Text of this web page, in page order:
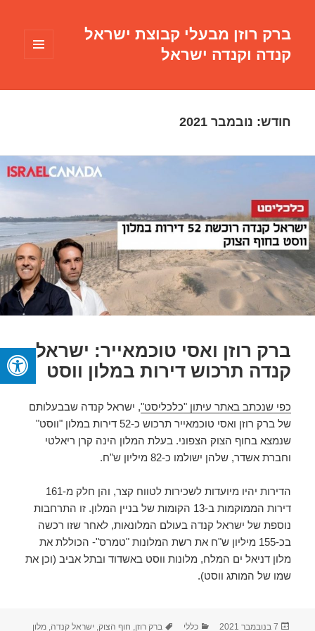
ברק רוזן מבעלי קבוצת ישראל
קנדה וקנדה ישראל
חודש: נובמבר 2021
ברק רוזן ואסי טוכמאייר: ישראל
קנדה תרכוש דירות במלון ווסט
כפי שנכתב באתר עיתון "כלכליסט", ישראל קנדה שבבעלותם
של ברק רוזן ואסי טוכמאייר תרכוש כ-52 דירות במלון "ווסט"
שנמצא בחוף הצוק הצפוני. בעלת המלון הינה קרן ריאלטי
וחברת אשדר, שלהן ישולמו כ-82 מיליון ש"ח.
הדירות יהיו מיועדות לשכירות לטווח קצר, והן חלק מ-161
דירות הממוקמות ב-13 הקומות של בניין המלון. זו התרחבות
נוספת של ישראל קנדה בעולם המלונאות, לאחר שזו רכשה
בכ-155 מיליון ש"ח את רשת המלונות "טמרס"- הכוללת את
מלון דניאל ים המלח, מלונות ווסט באשדוד ובתל אביב (וכן את
שמו של המותג ווסט).
פורסם
7 בנובמבר 2021 קטגוריות
כללי תגיות
ברק רוזן, חוף הצוק, ישראל קנדה,מלון